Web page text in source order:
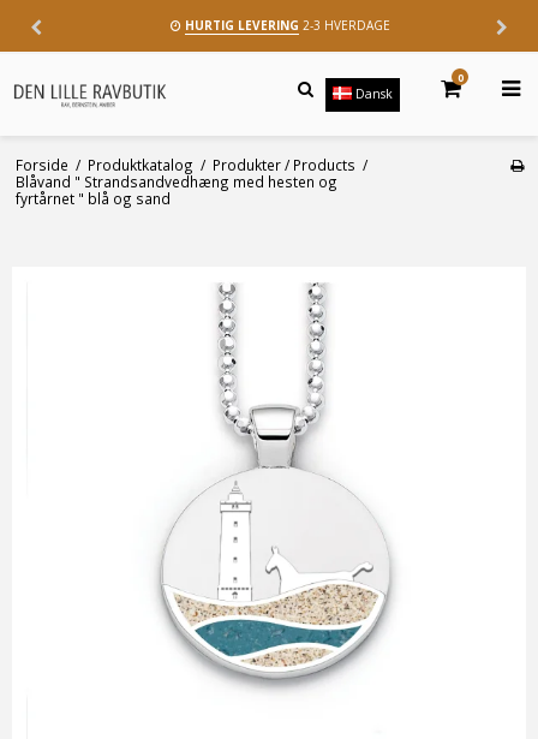
HURTIG LEVERING 2-3 HVERDAGE
Dansk
0
Forside / Produktkatalog / Produkter / Products /
Blåvand " Strandsandvedhæng med hesten og
fyrtårnet " blå og sand